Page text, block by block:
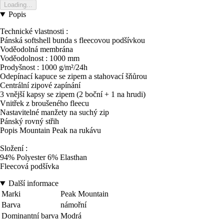
Loading...
Popis
Technické vlastnosti :
Pánská softshell bunda s fleecovou podšívkou
Voděodolná membrána
Voděodolnost : 1000 mm
Prodyšnost : 1000 g/m²/24h
Odepínací kapuce se zipem a stahovací šňůrou
Centrální zipové zapínání
3 vnější kapsy se zipem (2 boční + 1 na hrudi)
Vnitřek z broušeného fleecu
Nastavitelné manžety na suchý zip
Pánský rovný střih
Popis Mountain Peak na rukávu
Složení :
94% Polyester 6% Elasthan
Fleecová podšívka
Další informace
Marki
Peak Mountain
Barva
námořní
Dominantní barva Modrá